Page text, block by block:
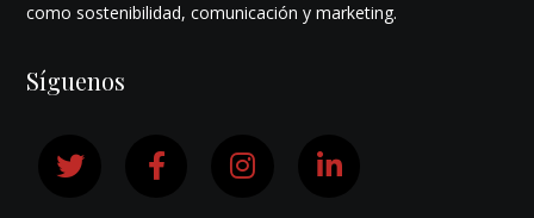
como sostenibilidad, comunicación y marketing.
Síguenos